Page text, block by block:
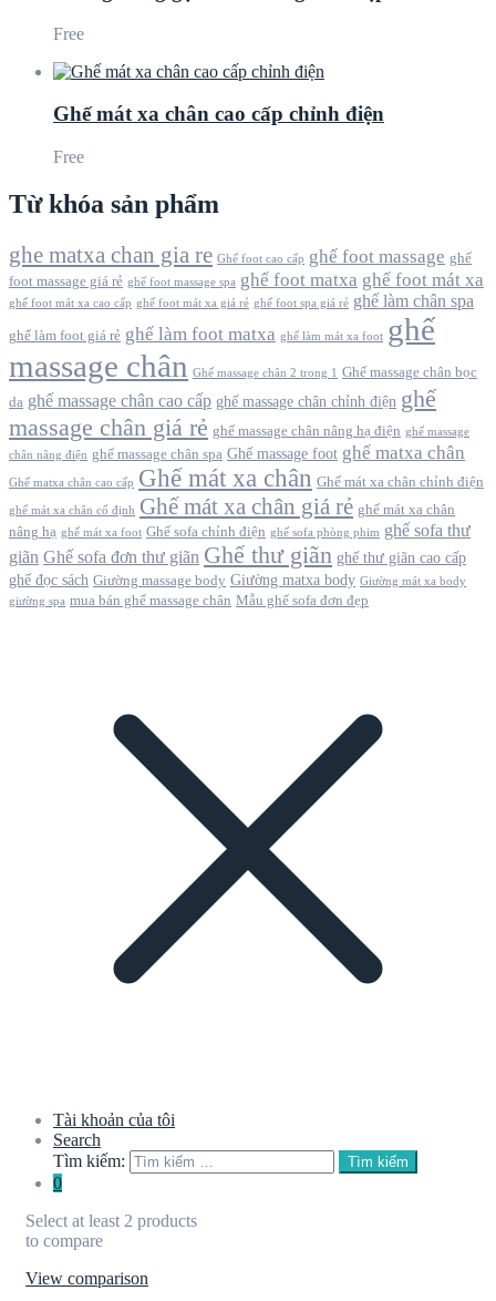
Free
Ghế mát xa chân cao cấp chỉnh điện
Free
Từ khóa sản phẩm
ghe matxa chan gia re Ghế foot cao cấp ghế foot massage ghế
foot massage giá rẻ ghế foot massage spa ghế foot matxa ghế foot mát xa
ghế foot mát xa cao cấp ghế foot mát xa giá rẻ ghế foot spa giá rẻ ghế làm chân spa
ghế làm foot giá rẻ ghế làm foot matxa ghế làm mát xa foot ghế
massage chân Ghế massage chân 2 trong 1
Ghế massage chân bọc
da ghế massage chân cao cấp ghế massage chân chỉnh điện ghế
massage chân giá rẻ ghế massage chân nâng hạ điện ghế massage
chân nâng điện ghế massage chân spa Ghế massage foot ghế matxa chân
Ghế matxa chân cao cấp Ghế mát xa chân Ghế mát xa chân chỉnh điện
ghế mát xa chân cố định Ghế mát xa chân giá rẻ ghế mát xa chân
nâng hạ ghế mát xa foot Ghế sofa chỉnh điện ghế sofa phòng phim ghế sofa thư
giãn Ghế sofa đơn thư giãn Ghế thư giãn ghế thư giãn cao cấp
ghế đọc sách Giường massage body Giường matxa body Giường mát xa body
giường spa mua bán ghế massage chân Mẫu ghế sofa đơn đẹp
Tài khoản của tôi
Search
Tìm kiếm:
Tìm kiếm
0
Select at least 2 products
to compare
View comparison